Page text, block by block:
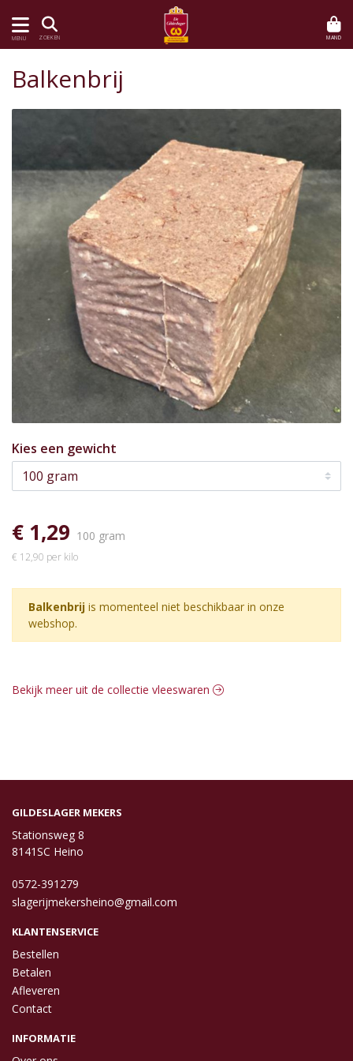
MENU ZOEKEN MAND
Balkenbrij
Kies een gewicht
€ 1,29 100 gram
€ 12,90 per kilo
Balkenbrij is momenteel niet beschikbaar in onze
webshop.
Bekijk meer uit de collectie vleeswaren
GILDESLAGER MEKERS
Stationsweg 8
8141SC Heino
0572-391279
slagerijmekersheino@gmail.com
KLANTENSERVICE
Bestellen
Betalen
Afleveren
Contact
INFORMATIE